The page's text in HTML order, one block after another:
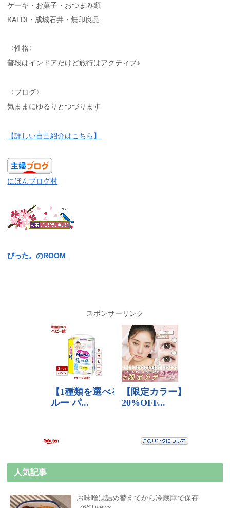
ケーキ・お菓子・おつまみ類
KALDI・成城石井・無印良品
〈性格〉
普段はインドアだけど旅行はアクティブ♪
〈ブログ〉
気ままにゆるりとつづります
【詳しい自己紹介はこちら】
にほんブログ村
びった。のROOM
スポンサーリンク
人気記事
お味噌は詰め替えてから冷蔵庫で保存